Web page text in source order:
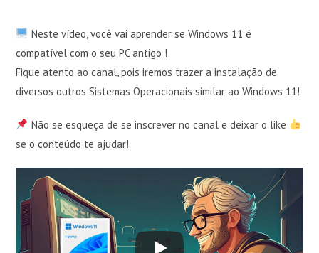
Neste vídeo, você vai aprender se Windows 11 é
compatível com o seu PC antigo !
Fique atento ao canal, pois iremos trazer a instalação de
diversos outros Sistemas Operacionais similar ao Windows 11!
Não se esqueça de se inscrever no canal e deixar o like
se o conteúdo te ajudar!